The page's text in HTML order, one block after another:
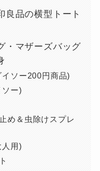
良品の横型トート
・マザーズバッグ
ソー200円商品)
ソー)
め＆虫除けスプレ
人用)